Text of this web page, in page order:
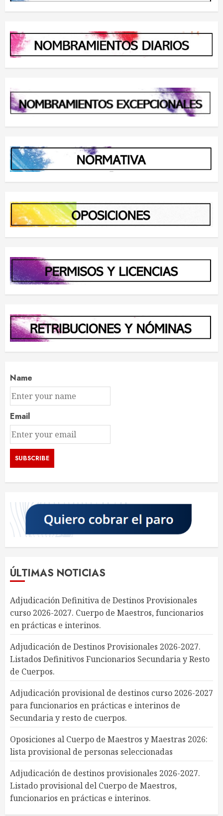
Name
Email
ÚLTIMAS NOTICIAS
Adjudicación Definitiva de Destinos Provisionales
curso 2026-2027. Cuerpo de Maestros, funcionarios
en prácticas e interinos.
Adjudicación de Destinos Provisionales 2026-2027.
Listados Definitivos Funcionarios Secundaria y Resto
de Cuerpos.
Adjudicación provisional de destinos curso 2026-2027
para funcionarios en prácticas e interinos de
Secundaria y resto de cuerpos.
Oposiciones al Cuerpo de Maestros y Maestras 2026:
lista provisional de personas seleccionadas
Adjudicación de destinos provisionales 2026-2027.
Listado provisional del Cuerpo de Maestros,
funcionarios en prácticas e interinos.